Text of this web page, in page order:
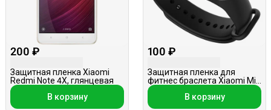
200 ₽
Защитная пленка Xiaomi
Redmi Note 4X, глянцевая
В корзину
100 ₽
Защитная пленка для
фитнес браслета Xiaomi Mi
Band 3, глянцевая
В корзину